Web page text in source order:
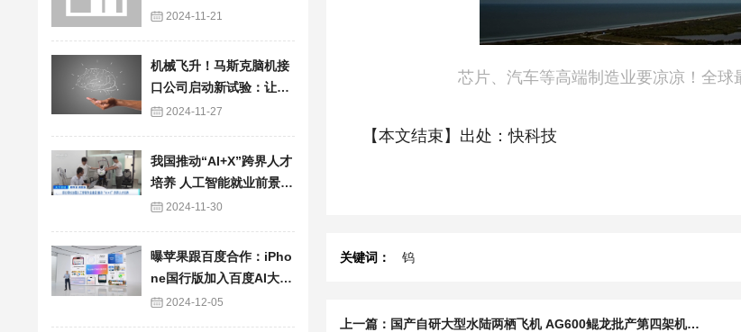
园3款机器人明年正式“上
2024-11-21
机械飞升！马斯克脑机接
口公司启动新试验：让瘫
痪患者控制机械臂
2024-11-27
我国推动“AI+X”跨界人才
培养 人工智能就业前景让
相关专业热度持续攀升
2024-11-30
曝苹果跟百度合作：iPho
ne国行版加入百度AI大模
型 2024-12-05
芯片、汽车等高端制造业要凉凉！全
【本文结束】出处：快科技
关键词： 钨
上一篇：国产自研大型水陆两栖飞机 AG600鲲龙批产第四架机生产试飞成功